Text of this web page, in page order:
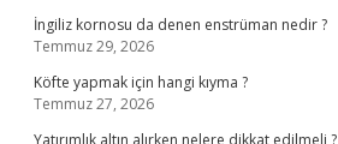
İngiliz kornosu da denen enstrüman nedir ?
Temmuz 29, 2026
Köfte yapmak için hangi kıyma ?
Temmuz 27, 2026
Yatırımlık altın alırken nelere dikkat edilmeli ?